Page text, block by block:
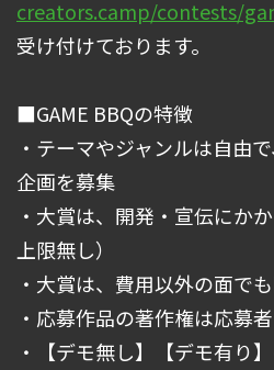
creators.camp/contests/
受け付けております。
■GAME BBQの特徴
・テーマやジャンルは自由
企画を募集
・大賞は、開発・宣伝にか
上限無し）
・大賞は、費用以外の面で
・応募作品の著作権は応募
・【デモ無し】【デモ有り